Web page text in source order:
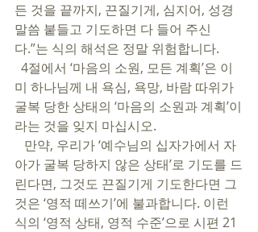
든 것을 끝까지, 끈질기게, 심지어, 성경
말씀 붙들고 기도하면 다 들어 주신
다.”는 식의 해석은 정말 위험합니다.
미 하나님께 내 욕심, 욕망, 바람 따위가
굴복 당한 상태의 ‘마음의 소원과 계획’이
라는 것을 잊지 마십시오.
아가 굴복 당하지 않은 상태’로 기도를 드
린다면, 그것도 끈질기게 기도한다면 그
것은 ‘영적 떼쓰기’에 불과합니다. 이런
식의 ‘영적 상태, 영적 수준’으로 시편 21